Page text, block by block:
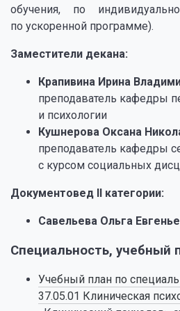
обучения, по
по ускоренной программе).
Заместители декана:
Крапивина Ирина
преподаватель кафедры
и психологии
Кушнерова Оксана
преподаватель кафедры
с курсом социальных
Документовед II категории:
Савельева Ольга
Специальность, учебный
Учебный план по
37.05.01 Клиническая